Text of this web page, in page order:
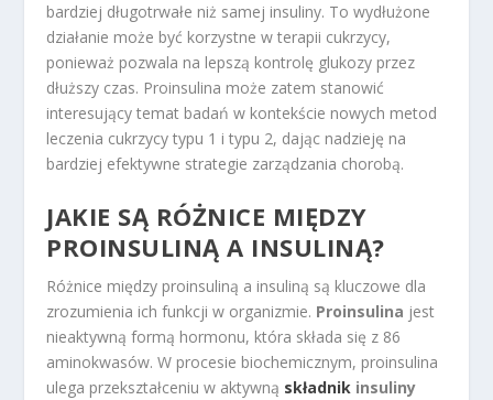
bardziej długotrwałe niż samej insuliny. To wydłużone
działanie może być korzystne w terapii cukrzycy,
ponieważ pozwala na lepszą kontrolę glukozy przez
dłuższy czas. Proinsulina może zatem stanowić
interesujący temat badań w kontekście nowych metod
leczenia cukrzycy typu 1 i typu 2, dając nadzieję na
bardziej efektywne strategie zarządzania chorobą.
JAKIE SĄ RÓŻNICE MIĘDZY
PROINSULINĄ A INSULINĄ?
Różnice między proinsuliną a insuliną są kluczowe dla
zrozumienia ich funkcji w organizmie. Proinsulina jest
nieaktywną formą hormonu, która składa się z 86
aminokwasów. W procesie biochemicznym, proinsulina
ulega przekształceniu w aktywną składnik insuliny